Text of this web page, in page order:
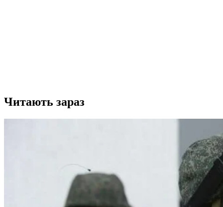
Читають зараз